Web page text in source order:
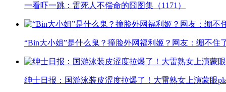
一看吓一跳：雷死人不偿命的囧图集（1171）
“Bin大小姐”是什么鬼？撞脸外网福利姬？网友：绷不住
绅士日报：国游泳装皮涩度拉爆了！大雷熟女上演蒙眼